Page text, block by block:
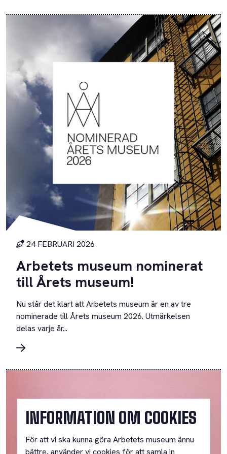
24 FEBRUARI 2026
Arbetets museum nominerat
till Årets museum!
Nu står det klart att Arbetets museum är en av tre
nominerade till Årets museum 2026. Utmärkelsen
delas varje år...
INFORMATION OM COOKIES
För att vi ska kunna göra Arbetets museum ännu
bättre, använder vi cookies för att samla in